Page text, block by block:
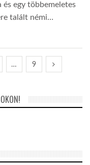
és egy többemeletes
talált némi…
… 9